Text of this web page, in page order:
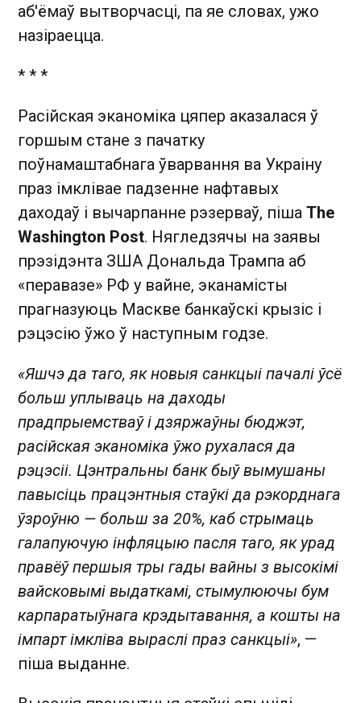
аб'ёмаў вытворчасці, па яе словах, ужо
назіраецца.
* * *
Расійская эканоміка цяпер аказалася ў
горшым стане з пачатку
поўнамаштабнага ўварвання ва Украіну
праз імклівае падзенне нафтавых
даходаў і вычарпанне рэзерваў, піша The
Washington Post. Нягледзячы на заявы
прэзідэнта ЗША Дональда Трампа аб
«перавазе» РФ у вайне, эканамісты
прагназуюць Маскве банкаўскі крызіс і
рэцэсію ўжо ў наступным годзе.
«Яшчэ да таго, як новыя санкцыі пачалі ўсё
больш уплываць на даходы
прадпрыемстваў і дзяржаўны бюджэт,
расійская эканоміка ўжо рухалася да
рэцэсіі. Цэнтральны банк быў вымушаны
павысіць працэнтныя стаўкі да рэкорднага
ўзроўню — больш за 20%, каб стрымаць
галапуючую інфляцыю пасля таго, як урад
правёў першыя тры гады вайны з высокімі
вайсковымі выдаткамі, стымулюючы бум
карпаратыўнага крэдытавання, а кошты на
імпарт імкліва выраслі праз санкцыі», —
піша выданне.